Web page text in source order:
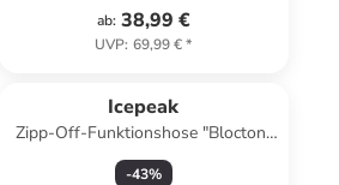
ab: 38,99 €
UVP: 69,99 €*
Icepeak
Zipp-Off-Funktionshose "Blocton"
in Schwarz
-43%